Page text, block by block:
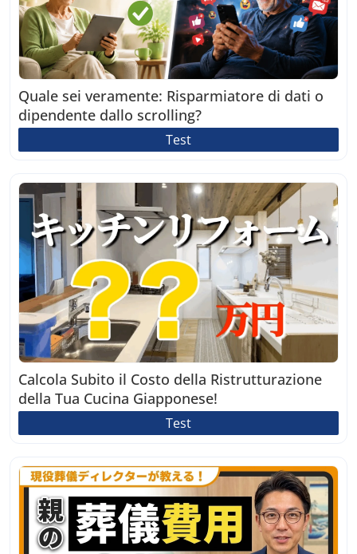
Quale sei veramente: Risparmiatore di dati o
dipendente dallo scrolling?
Test
Calcola Subito il Costo della Ristrutturazione
della Tua Cucina Giapponese!
Test